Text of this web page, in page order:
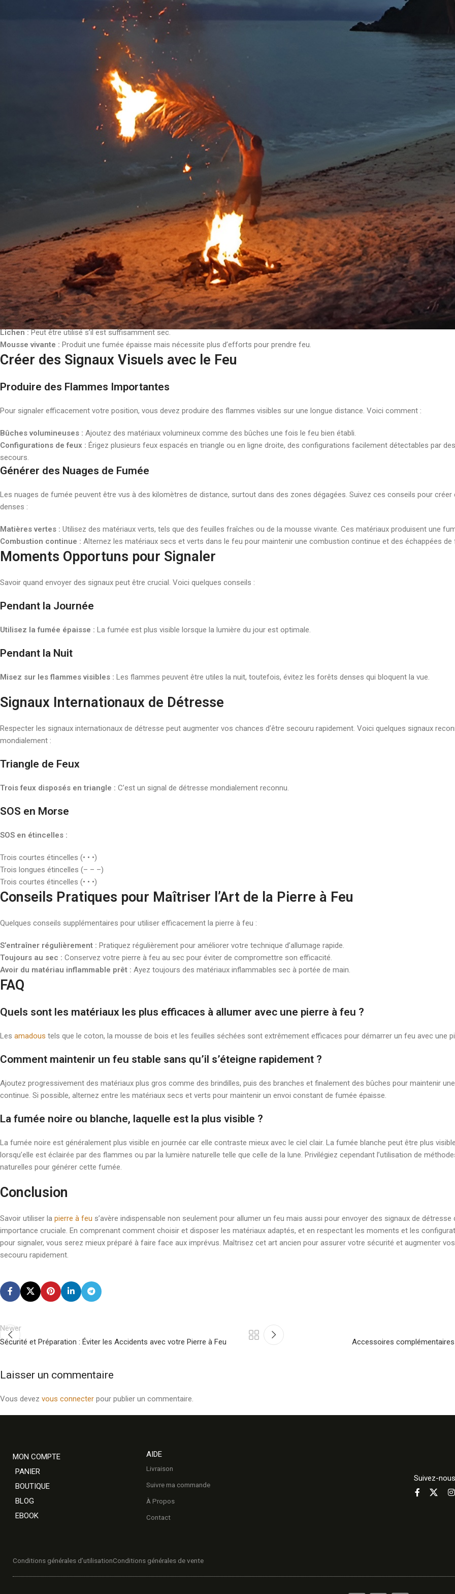
nuages de fumée et quel type de matériaux utiliser pour maximiser l’efficacité des signaux. Des conseils sur les moments opportuns
types de signaux internationaux reconnus seront également inclus. Apprenez à allier
survie et communication en milieu sauvage
La Pierre à Feu: Un Outil Multifonctionnel
La pierre à feu, souvent composée de ferrocérium
, est un dispositif simple mais extrêmement efficace pour générer des étincelles.
peuvent atteindre des températures de plus de 3000 degrés Celsius suffisantes pour enflammer des matériaux inflammables et créer
Allumer Feu pouraler
Choisir les Bons Matériaux
Pour maximiser l’efficacité des signaux de feu, il est essentiel d’utiliser les bons matériaux. Voici quelques suggestions basées sur
Elles produisent une fumée épaisse et blanche.
Mousse de bois :Absorbante et facile à trouver, elle peut être idéale pour démarrer le feu.
Bois sec : Utilisez des branches et des brindilles sèches pour créer une base solide.
Milieu désertique
Broussailles sèches :Très inflammables et faciles à trouver.
Cactus desséchés :Peuvent servir comme combustible une fois séchés.
Milieu humide
Lichen :Peut être utilisé s’il est suffisamment sec.
Mousse vivante : Produit une fumée épaisse mais nécessite plus d’efforts pour prendre feu.
Créer des Signaux Visuels avec le Feu
Produire des Flammes Importantes
Pour signaler efficacement votre position, vous devez produire des flammes visibles sur une longue distance. Voici comment :
Bûches volumineuses : Ajoutez des matériaux volumineux comme des bûches une fois le feu bien établi.
Configurations de feux : Érigez plusieurs feux espacés en triangle ou en ligne droite, des configurations facilement détectables par
secours.
Générer des Nuages de Fumée
Les nuages de fumée peuvent être vus à des kilomètres de distance, surtout dans des zones dégagées. Suivez ces conseils pour
denses :
Matières vertes : Utilisez des matériaux verts, tels que des feuilles fraîches ou de la mousse vivante. Ces matériaux produisent une
Combustion continue : Alternez les matériaux secs et verts dans le feu pour maintenir une combustion continue et des échappées de
Moments Opportuns pour Signaler
Savoir quand envoyer des signaux peut être crucial. Voici quelques conseils :
Pendant la Journée
Utilisez la fumée épaisse : La fumée est plus visible lorsque la lumière du jour est optimale.
Pendant la Nuit
Misez sur les flammes visibles : Les flammes peuvent être utiles la nuit, toutefois, évitez les forêts denses qui bloquent la vue.
Signaux Internationaux de Détresse
Respecter les signaux internationaux de détresse peut augmenter vos chances d’être secouru rapidement. Voici quelques signaux
mondialement :
Triangle de Feux
Trois feux disposés en triangle : C’est un signal de détresse mondialement reconnu.
SOS en Morse
SOS en étincelles :
Trois courtes étincelles (• • •)
Trois longues étincelles (– – –)
Trois courtes étincelles (• • •)
Conseils Pratiques pour Maîtriser l’Art de la Pierre à Feu
Quelques conseils supplémentaires pour utiliser efficacement la pierre à feu :
S’entraîner régulièrement : Pratiquez régulièrement pour améliorer votre technique d’allumage rapide.
Toujours au sec : Conservez votre pierre à feu au sec pour éviter de compromettre son efficacité.
Avoir du matériau inflammable prêt : Ayez toujours des matériaux inflammables sec à portée de main.
FAQ
Quels sont les matériaux les plus efficaces à allumer avec une pierre à feu ?
Les amadous tels que le coton, la mousse de bois et les feuilles séchées sont extrêmement efficaces pour démarrer un feu avec une
Comment maintenir un feu stable sans qu’il s’éteigne rapidement ?
Ajoutez progressivement des matériaux plus gros comme des brindilles, puis des branches et finalement des bûches pour maintenir
continue. Si possible, alternez entre les matériaux secs et verts pour maintenir un envoi constant de fumée épaisse.
La fumée noire ou blanche, laquelle est la plus visible ?
La fumée noire est généralement plus visible en journée car elle contraste mieux avec le ciel clair. La fumée blanche peut être plus
lorsqu’elle est éclairée par des flammes ou par la lumière naturelle telle que celle de la lune. Privilégiez cependant l’utilisation de
naturelles pour générer cette fumée.
Conclusion
Savoir utiliser la pierre à feu s’avère indispensable non seulement pour allumer un feu mais aussi pour envoyer des signaux de détresse
importance cruciale. En comprenant comment choisir et disposer les matériaux adaptés, et en respectant les moments et les
pour signaler, vous serez mieux préparé à faire face aux imprévus. Maîtrisez cet art ancien pour assurer votre sécurité et augmenter
secouru rapidement.
Newer
Sécurité et Préparation : Éviter les Accidents avec votre Pierre à Feu
Accessoires
Laisser un commentaire
Vous devez vous connecter pour publier un commentaire.
MON COMPTE
PANIER
BOUTIQUE
BLOG
EBOOK
AIDE
Livraison
Suivre ma commande
À Propos
Contact
Suivez-nous
Conditions générales d’utilisationConditions générales de vente